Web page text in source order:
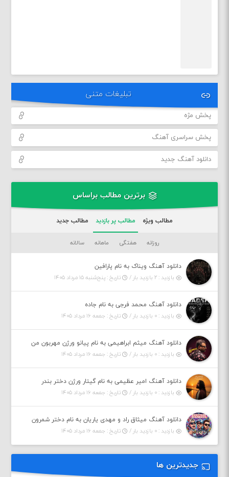
تبلیغات متنی
پخش مژه
پخش سراسری آهنگ
دانلود آهنگ جدید
برترین مطالب براساس
مطالب ویژه مطالب پر بازدید مطالب جدید
روزانه هفتگی ماهانه سالانه
دانلود آهنگ ویناک به نام پارافین
بازدید : ۲ بازدید بار /
تاریخ : پنج‌شنبه ۱۵ مرداد ۱۴۰۵
دانلود آهنگ محمد فرجی به نام جاده
بازدید : ۰ بازدید بار /
تاریخ : جمعه ۱۶ مرداد ۱۴۰۵
دانلود آهنگ میثم ابراهیمی به نام پیانو ورژن مهربون من
بازدید : ۰ بازدید بار /
تاریخ : جمعه ۱۶ مرداد ۱۴۰۵
دانلود آهنگ امیر عظیمی به نام گیتار ورژن دختر بندر
بازدید : ۰ بازدید بار /
تاریخ : جمعه ۱۶ مرداد ۱۴۰۵
دانلود آهنگ میثاق راد و مهدی یاریان به نام دختر شمرون
بازدید : ۰ بازدید بار /
تاریخ : جمعه ۱۶ مرداد ۱۴۰۵
جدیدترین ها